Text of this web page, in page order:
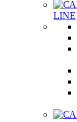
LINE